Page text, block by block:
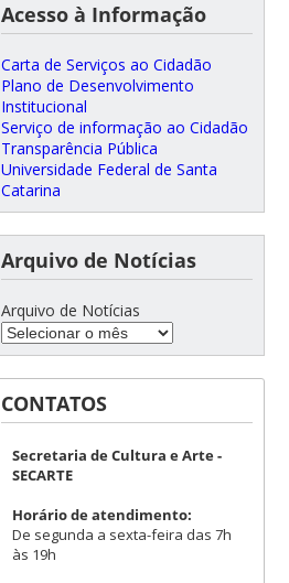
Acesso à Informação
Carta de Serviços ao Cidadão
Plano de Desenvolvimento
Institucional
Serviço de informação ao Cidadão
Transparência Pública
Universidade Federal de Santa
Catarina
Arquivo de Notícias
Arquivo de Notícias
CONTATOS
Secretaria de Cultura e Arte -
SECARTE
Horário de atendimento:
De segunda a sexta-feira das 7h
às 19h